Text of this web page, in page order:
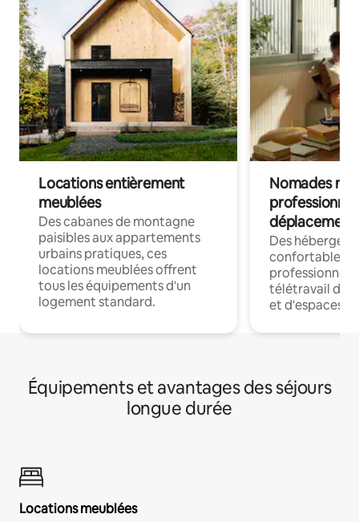
Locations entièrement
meublées
Des cabanes de montagne
paisibles aux appartements
urbains pratiques, ces
locations meublées offrent
tous les équipements d'un
logement standard.
Nomades
déplacement
Des
confortables
professionnels
télétravail
et d'espaces
Équipements et avantages des séjours
longue durée
Locations meublées